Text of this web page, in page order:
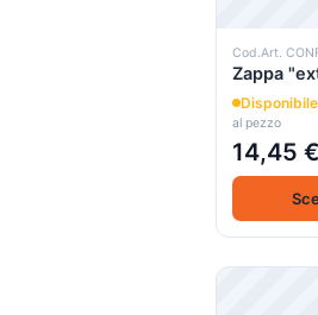
Cod.Art.
Zappa
al pezzo
14,45 €